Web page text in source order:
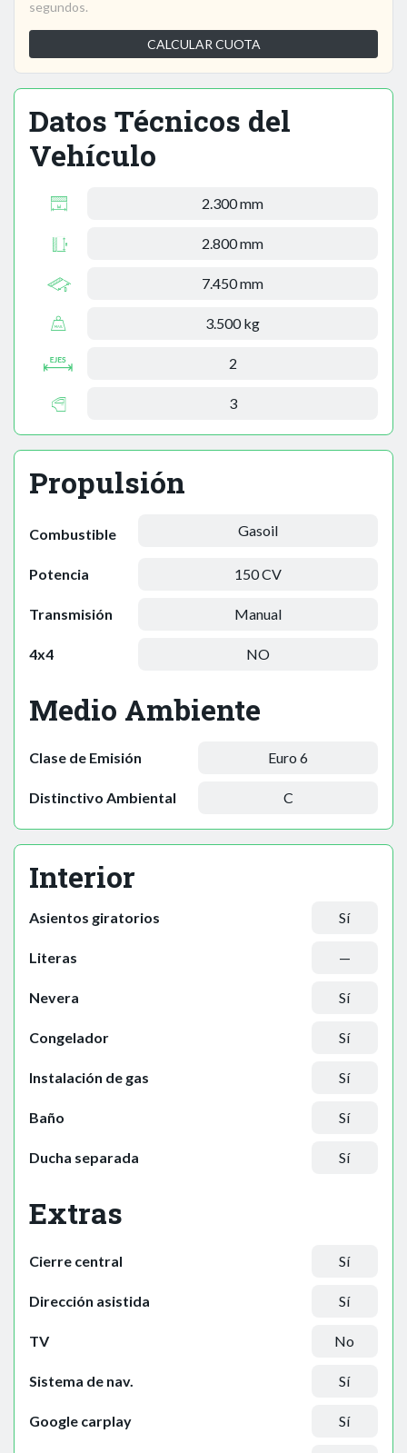
segundos.
CALCULAR CUOTA
Datos Técnicos del
Vehículo
2.300 mm
2.800 mm
7.450 mm
3.500 kg
2
3
Propulsión
Combustible Gasoil
Potencia 150 CV
Transmisión Manual
4x4 NO
Medio Ambiente
Clase de Emisión Euro 6
Distinctivo Ambiental C
Interior
Asientos giratorios Sí
Literas —
Nevera Sí
Congelador Sí
Instalación de gas Sí
Baño Sí
Ducha separada Sí
Extras
Cierre central Sí
Dirección asistida Sí
TV No
Sistema de nav. Sí
Google carplay Sí